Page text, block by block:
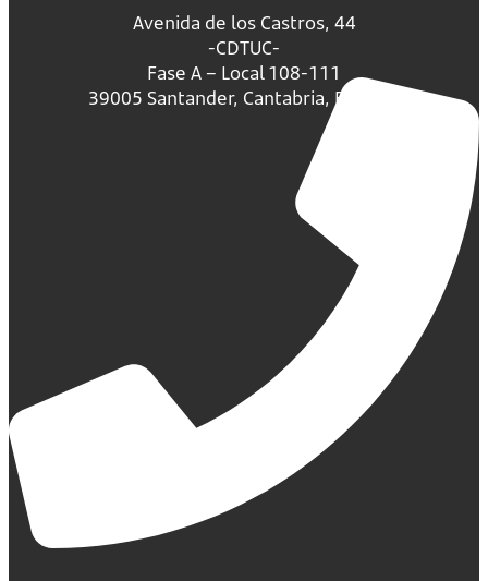
Avenida de los Castros, 44
-CDTUC-
Fase A – Local 108-111
39005 Santander, Cantabria, España.